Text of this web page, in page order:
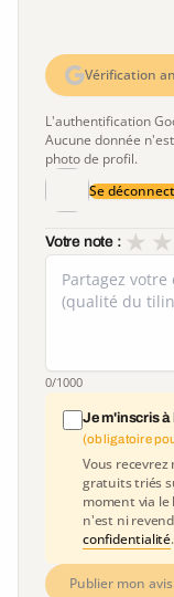
Vérification
L'authentification
Aucune donnée
photo de profil.
Se
Votre note : ★
★
0/1000
Je m'inscris à
(obligatoire
Vous
gratuits triés
moment via
n'est ni
confidentialité.
Publier mon avis